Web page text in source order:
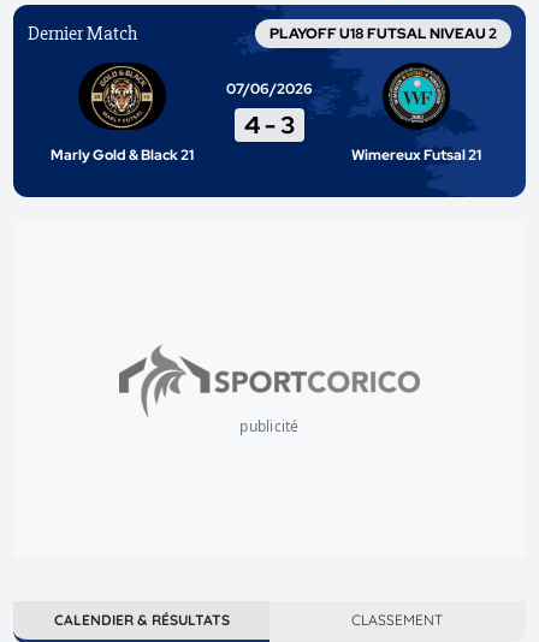
Dernier Match PLAYOFF U18 FUTSAL NIVEAU 2
Marly Gold & Black 21
07/06/2026
4-3
Wimereux Futsal 21
publicité
CALENDIER & RÉSULTATS CLASSEMENT